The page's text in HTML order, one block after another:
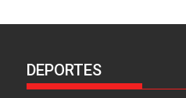
DEPORTES